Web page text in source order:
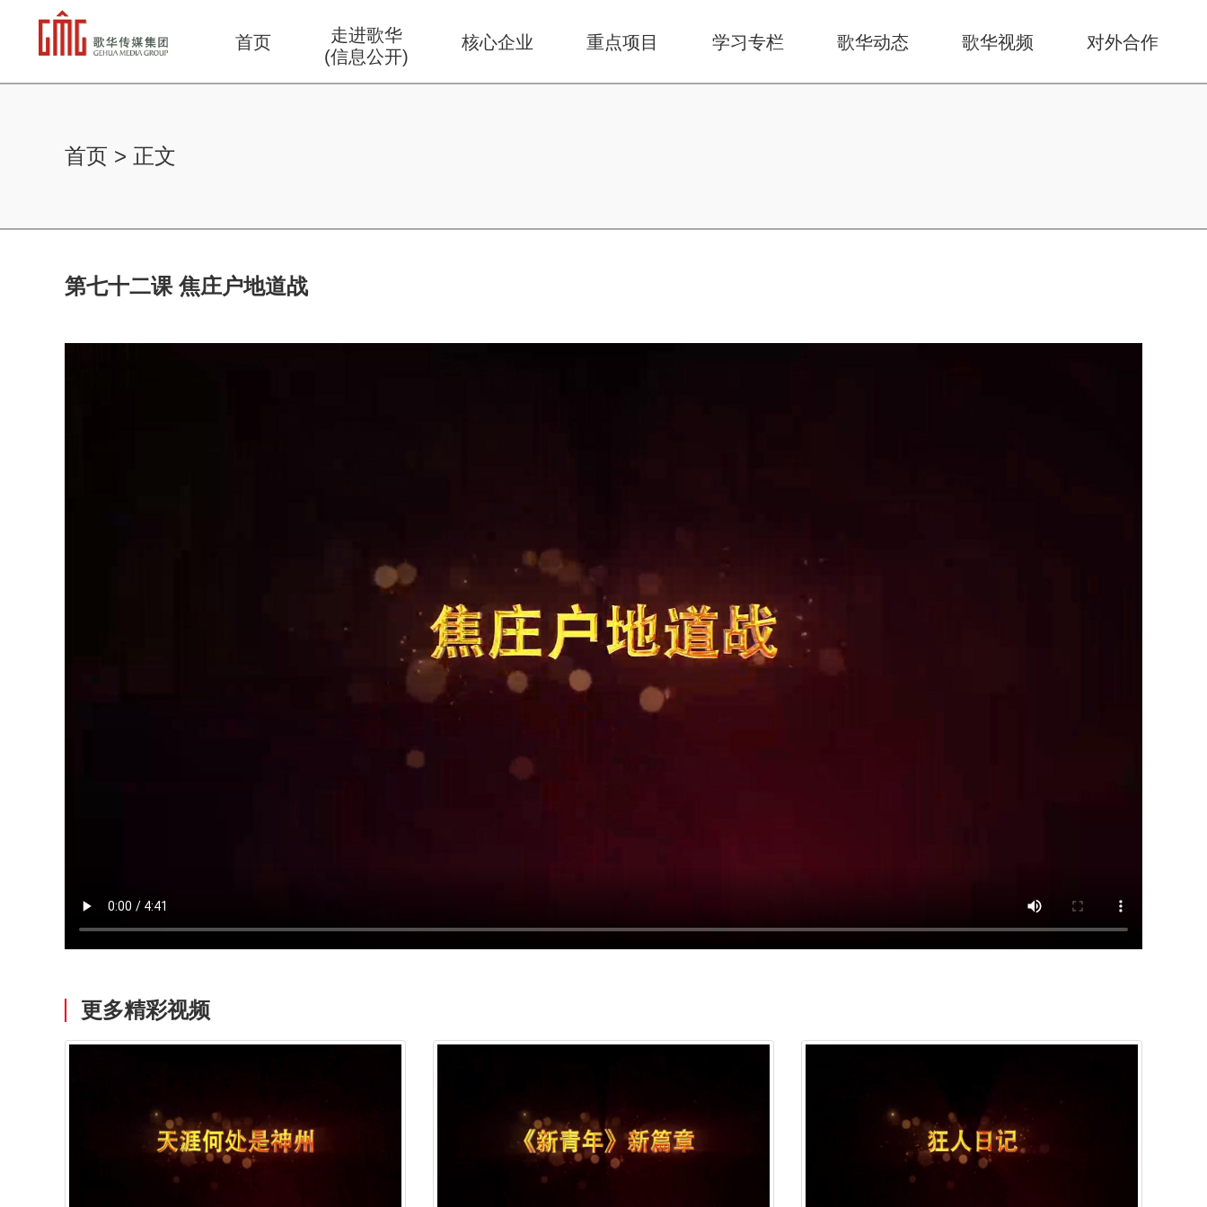
首页
走进歌华
(信息公开)
核心企业 重点项目 学习专栏 歌华动态 歌华视频 对外合作
首页 > 正文
第七十二课 焦庄户地道战
更多精彩视频